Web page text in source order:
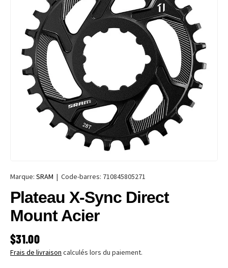
Marque: SRAM | Code-barres: 710845805271
Plateau X-Sync Direct
Mount Acier
PRIX HABITUEL
$31.00
Frais de livraison calculés lors du paiement.